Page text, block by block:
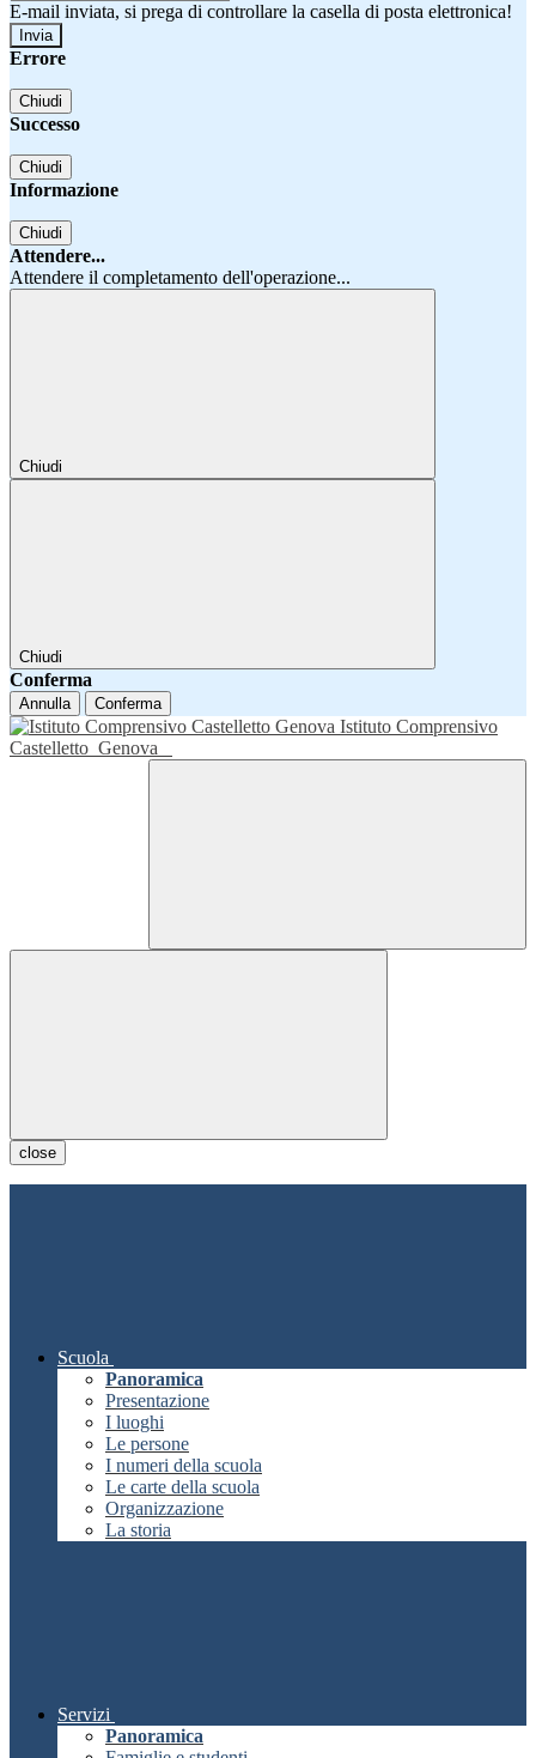
E-mail inviata, si prega di controllare la casella di posta elettronica!
Errore
Chiudi
Successo
Chiudi
Informazione
Chiudi
Attendere...
Attendere il completamento dell'operazione...
Chiudi
Chiudi
Conferma
Annulla Conferma
Istituto Comprensivo
Castelletto Genova
close
Scuola
Panoramica
Presentazione
I luoghi
Le persone
I numeri della scuola
Le carte della scuola
Organizzazione
La storia
Servizi
Panoramica